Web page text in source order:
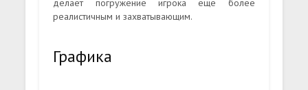
делает погружение игрока ещё более
реалистичным и захватывающим.
Графика